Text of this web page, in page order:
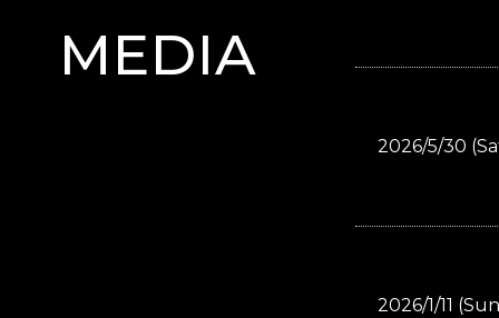
MEDIA
2026/5/30
2026/1/11